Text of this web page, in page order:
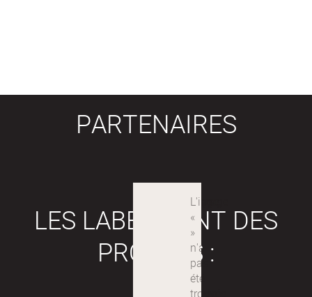
PARTENAIRES
LES LABEX SONT DES
PROJETS :